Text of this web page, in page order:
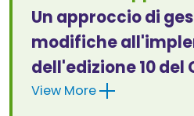
Un approccio di
modifiche
dell'edizione 10 del
View More